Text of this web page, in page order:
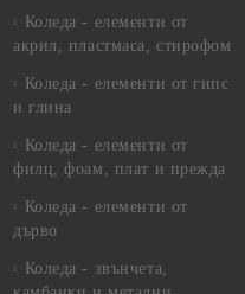
Коледа - елементи от
акрил, пластмаса, стирофом
Коледа - елементи от гипс
и глина
Коледа - елементи от
филц, фоам, плат и прежда
Коледа - елементи от
дърво
Коледа - звънчета,